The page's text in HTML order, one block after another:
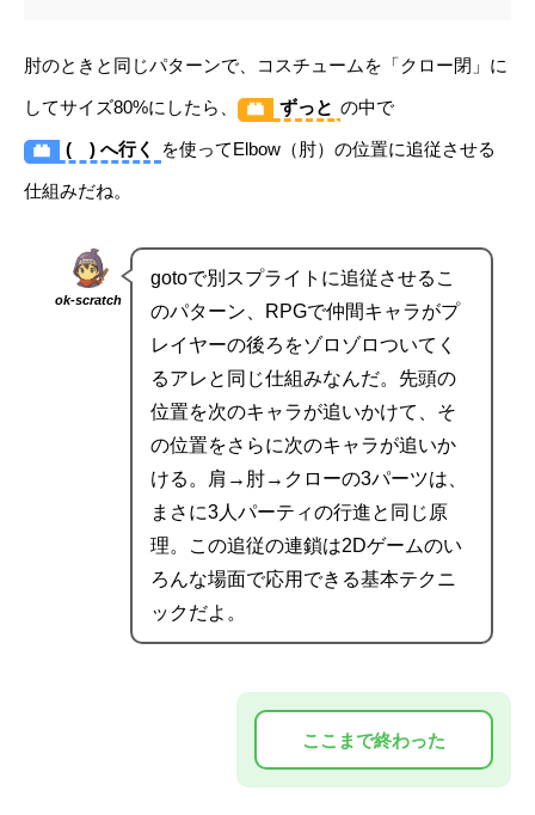
肘のときと同じパターンで、コスチュームを「クロー閉」に
してサイズ80%にしたら、 ずっと の中で
( ) へ行く を使ってElbow（肘）の位置に追従させる
仕組みだね。
ok-scratch
gotoで別スプライトに追従させるこ
のパターン、RPGで仲間キャラがプ
レイヤーの後ろをゾロゾロついてく
るアレと同じ仕組みなんだ。先頭の
位置を次のキャラが追いかけて、そ
の位置をさらに次のキャラが追いか
ける。肩→肘→クローの3パーツは、
まさに3人パーティの行進と同じ原
理。この追従の連鎖は2Dゲームのい
ろんな場面で応用できる基本テクニ
ックだよ。